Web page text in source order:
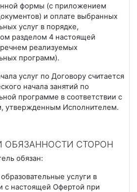
формы (с приложением
и оплате выбранных
услуг в порядке,
разделом 4 настоящей
реализуемых
программ).
услуг по Договору считается
начала занятий по
программе в соответствии с
утвержденным Исполнителем.
ОБЯЗАННОСТИ СТОРОН
обязан:
образовательные услуги в
с настоящей Офертой при